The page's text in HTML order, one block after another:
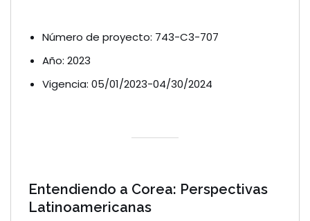
Número de proyecto: 743-C3-707
Año: 2023
Vigencia: 05/01/2023-04/30/2024
Entendiendo a Corea: Perspectivas
Latinoamericanas